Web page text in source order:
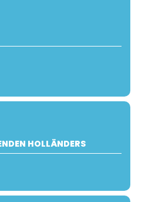
HOLLÄNDERS